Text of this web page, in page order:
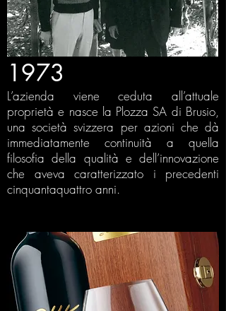
1973
L’azienda viene ceduta all’attuale
proprietà e nasce la Plozza SA di Brusio,
una società svizzera per azioni che dà
immediatamente continuità a quella
filosofia della qualità e dell’innovazione
che aveva caratterizzato i precedenti
cinquantaquattro anni.